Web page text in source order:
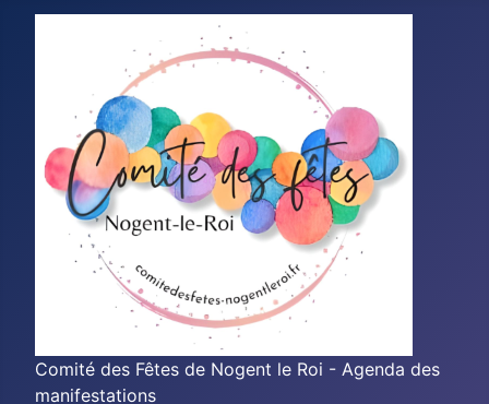
Comité des Fêtes de Nogent le Roi - Agenda des
manifestations